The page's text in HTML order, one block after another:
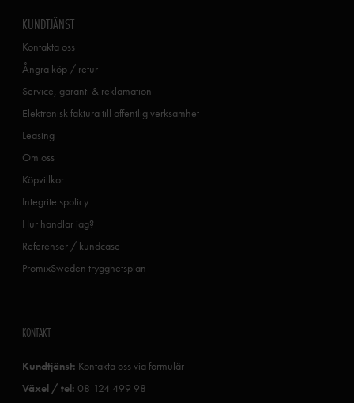
KUNDTJÄNST
Kontakta oss
Ångra köp / retur
Service, garanti & reklamation
Elektronisk faktura till offentlig verksamhet
Leasing
Om oss
Köpvillkor
Integritetspolicy
Hur handlar jag?
Referenser / kundcase
PromixSweden trygghetsplan
KONTAKT
Kundtjänst: Kontakta oss via formulär
Växel / tel: 08-124 499 98